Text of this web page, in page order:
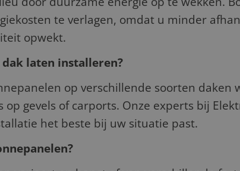
te verlagen, omdat u minder
opwekt.
laten installeren?
op verschillende soorten daken
gevels of carports. Onze experts bij
het beste bij uw situatie past.